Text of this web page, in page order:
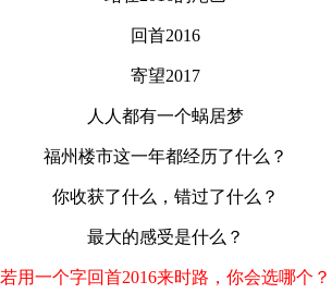
回首2016
寄望2017
人人都有一个蜗居梦
福州楼市这一年都经历了什么？
你收获了什么，错过了什么？
最大的感受是什么？
若用一个字回首2016来时路，你会选哪个？